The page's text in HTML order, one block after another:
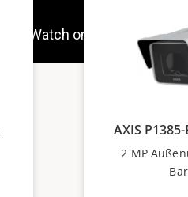
AXIS
2 MP